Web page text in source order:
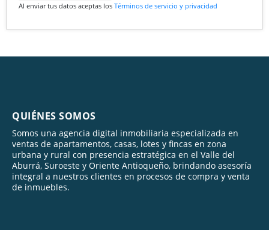
Al enviar tus datos aceptas los Términos de servicio y privacidad
QUIÉNES SOMOS
Somos una agencia digital inmobiliaria especializada en
ventas de apartamentos, casas, lotes y fincas en zona
urbana y rural con presencia estratégica en el Valle del
Aburrá, Suroeste y Oriente Antioqueño, brindando asesoría
integral a nuestros clientes en procesos de compra y venta
de inmuebles.